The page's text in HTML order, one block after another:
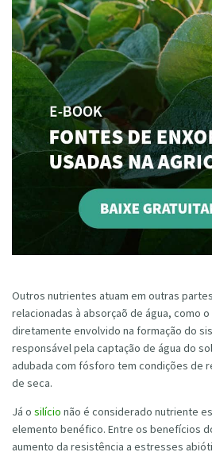
Outros nutrientes atuam em outras
relacionadas à absorçaõ de água, como
diretamente envolvido na formação do
responsável pela captação de água do
adubada com fósforo tem condições de
de seca.
Já o silício não é considerado nutriente
elemento benéfico. Entre os benefícios
aumento da resistência a estresses